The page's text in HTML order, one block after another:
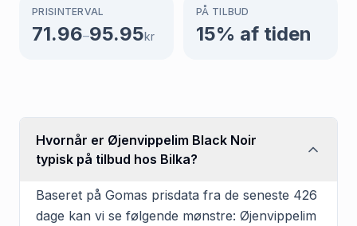
PRISINTERVAL
71.96–95.95kr
PÅ TILBUD
15% af tiden
Hvornår er Øjenvippelim Black Noir
typisk på tilbud hos Bilka?
Baseret på Gomas prisdata fra de seneste 426
dage kan vi se følgende mønstre: Øjenvippelim